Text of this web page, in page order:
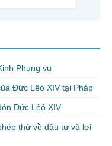
Phụng vụ
Đức Lêô XIV tại Pháp
Đức Lêô XIV
thử về đầu tư và lợi